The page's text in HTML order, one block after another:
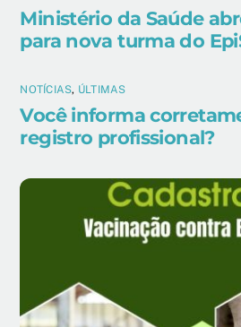
Ministério da Saúde
para nova turma do
NOTÍCIAS, ÚLTIMAS
Você informa
registro profissional?